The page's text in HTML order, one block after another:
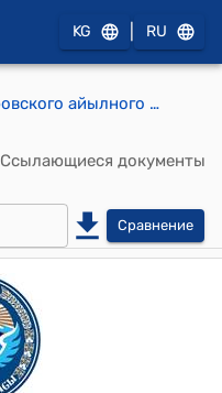
KG RU
Постановление Петровского айылного кенеша от 28 февраля 2014 года № 45 "О сложении депутатских полномочий Кислица С.И."
Ссылающиеся документы
Сравнение